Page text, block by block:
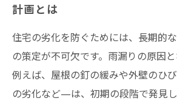
計画とは
住宅の劣化を防ぐためには、長期的
の策定が不可欠です。雨漏りの原因
例えば、屋根の釘の緩みや外壁のひ
の劣化など—は、初期の段階で発見